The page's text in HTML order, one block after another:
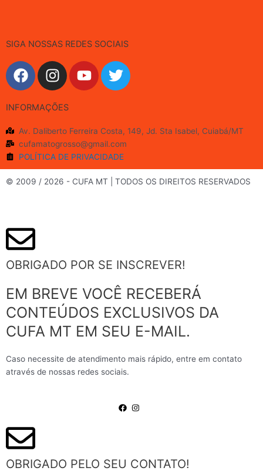
SIGA NOSSAS REDES SOCIAIS
F
a
e
b
o
o
k
I
n
t
a
g
r
a
m
Y
o
u
b
e
T
w
t
e
r
INFORMAÇÕES
Av. Daliberto Ferreira Costa, 149, Jd. Sta Isabel, Cuiabá/MT
cufamatogrosso@gmail.com
POLÍTICA DE PRIVACIDADE
© 2009 / 2026 - CUFA MT | TODOS OS DIREITOS RESERVADOS
OBRIGADO POR SE INSCREVER!
EM BREVE VOCÊ RECEBERÁ
CONTEÚDOS EXCLUSIVOS DA
CUFA MT EM SEU E-MAIL.
Caso necessite de atendimento mais rápido, entre em contato
através de nossas redes sociais.
OBRIGADO PELO SEU CONTATO!